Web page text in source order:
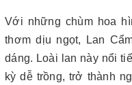
Với những chùm hoa
thơm dịu ngọt, Lan
dáng. Loài lan này nổi
kỳ dễ trồng, trở thành